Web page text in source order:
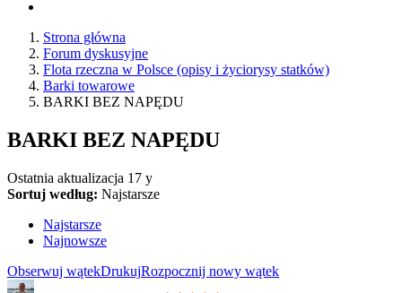
Strona główna
Forum dyskusyjne
Flota rzeczna w Polsce (opisy i życiorysy statków)
Barki towarowe
BARKI BEZ NAPĘDU
BARKI BEZ NAPĘDU
Ostatnia aktualizacja 17 y
Sortuj według: Najstarsze
Najstarsze
Najnowsze
Obserwuj wątekDrukujRozpocznij nowy wątek